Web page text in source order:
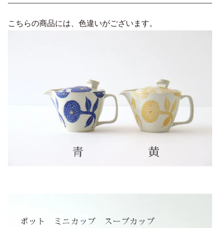
こちらの商品には、色違いがございます。